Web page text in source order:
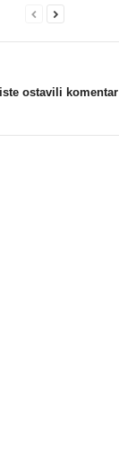
ostavili komentar